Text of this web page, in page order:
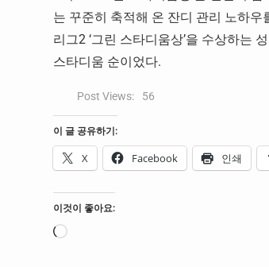
는 꾸준히 축적해 온 잔디 관리 노하
리그2 ‘그린 스타디움상’을 수상하는
스타디움 순이었다.
Post Views: 56
이 글 공유하기:
X Facebook 인쇄
이것이 좋아요:
로